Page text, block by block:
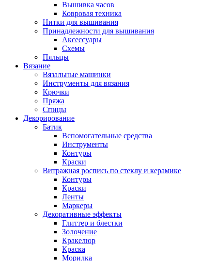
Вышивка часов
Ковровая техника
Нитки для вышивания
Принадлежности для вышивания
Аксессуары
Схемы
Пяльцы
Вязание
Вязальные машинки
Инструменты для вязания
Крючки
Пряжа
Спицы
Декорирование
Батик
Вспомогательные средства
Инструменты
Контуры
Краски
Витражная роспись по стеклу и керамике
Контуры
Краски
Ленты
Маркеры
Декоративные эффекты
Глиттер и блестки
Золочение
Кракелюр
Краска
Морилка